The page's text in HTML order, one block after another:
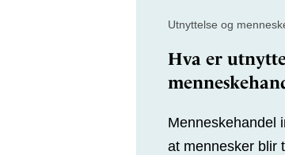
Utnyttelse og
Hva er
Menneskehandel
at mennesker blir